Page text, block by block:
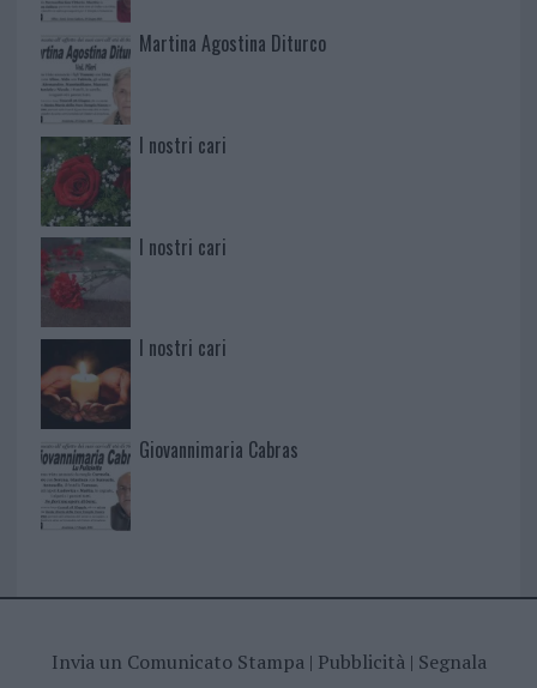
Martina Agostina Diturco
I nostri cari
I nostri cari
I nostri cari
Giovannimaria Cabras
Invia un Comunicato Stampa| Pubblicità| Segnala